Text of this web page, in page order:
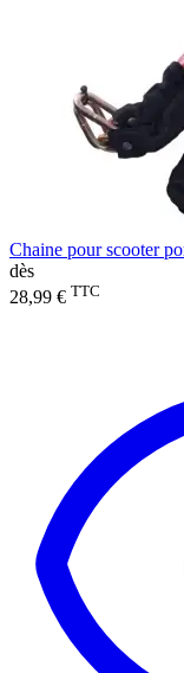
Chaine pour scooter
dès
28,99 € TTC